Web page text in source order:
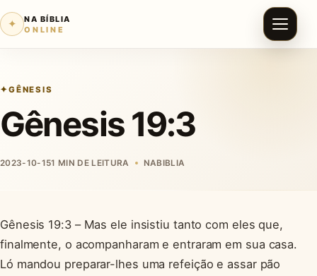
✦
NA BÍBLIA
ONLINE
GÊNESIS
Gênesis 19:3
2023-10-151 MIN DE LEITURA NABIBLIA
Gênesis 19:3 – Mas ele insistiu tanto com eles que,
finalmente, o acompanharam e entraram em sua casa.
Ló mandou preparar-lhes uma refeição e assar pão